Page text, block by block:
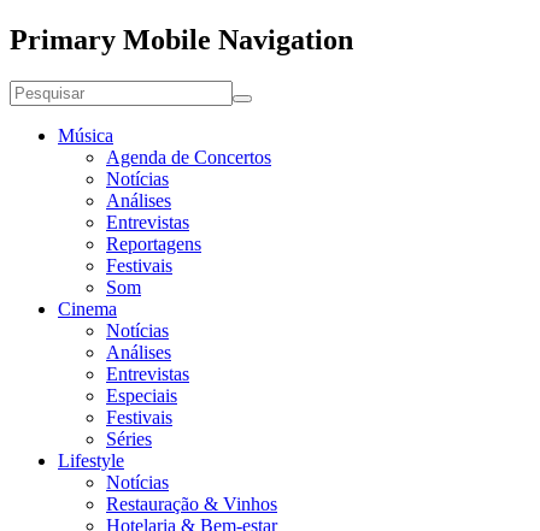
Primary Mobile Navigation
Música
Agenda de Concertos
Notícias
Análises
Entrevistas
Reportagens
Festivais
Som
Cinema
Notícias
Análises
Entrevistas
Especiais
Festivais
Séries
Lifestyle
Notícias
Restauração & Vinhos
Hotelaria & Bem-estar